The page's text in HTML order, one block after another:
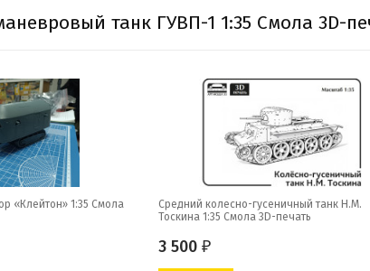
танк ГУВП-1 1:35 Смола 3D-
«Клейтон» 1:35 Смола
Средний колесно-гусеничный танк H.M.
Тоскина 1:35 Смола 3D-печать
3 500 ₽